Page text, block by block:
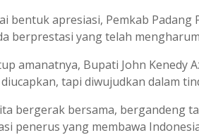
bentuk apresiasi, Pemkab
berprestasi yang telah
amanatnya, Bupati John Kenedy
tapi diwujudkan dalam
bergerak bersama, bergandeng
penerus yang membawa